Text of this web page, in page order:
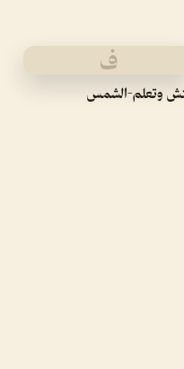
ف
وتعلم-الشمس